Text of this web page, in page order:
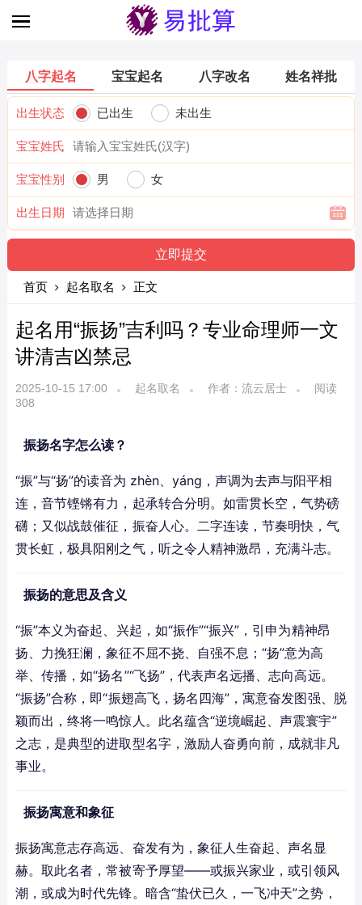
八字起名 宝宝起名 八字改名 姓名祥批
出生状态 已出生 未出生
宝宝姓氏
宝宝性别 男 女
出生日期
首页 起名取名 正文
起名用“振扬”吉利吗？专业命理师一文
讲清吉凶禁忌
2025-10-15 17:00 起名取名 作者：流云居士
阅读
308
振扬名字怎么读？
“振”与“扬”的读音为 zhèn、yáng，声调为去声与阳平相
连，音节铿锵有力，起承转合分明。如雷贯长空，气势磅
礴；又似战鼓催征，振奋人心。二字连读，节奏明快，气
贯长虹，极具阳刚之气，听之令人精神激昂，充满斗志。
振扬的意思及含义
“振”本义为奋起、兴起，如“振作”“振兴”，引申为精神昂
扬、力挽狂澜，象征不屈不挠、自强不息；“扬”意为高
举、传播，如“扬名”“飞扬”，代表声名远播、志向高远。
“振扬”合称，即“振翅高飞，扬名四海”，寓意奋发图强、脱
颖而出，终将一鸣惊人。此名蕴含“逆境崛起、声震寰宇”
之志，是典型的进取型名字，激励人奋勇向前，成就非凡
事业。
振扬寓意和象征
振扬寓意志存高远、奋发有为，象征人生奋起、声名显
赫。取此名者，常被寄予厚望——或振兴家业，或引领风
潮，或成为时代先锋。暗含“蛰伏已久，一飞冲天”之势，